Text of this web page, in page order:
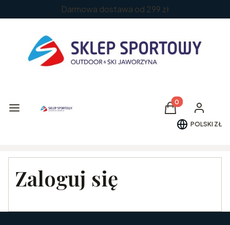
Darmowa dostawa od 299 zł
Menu Produkty w
Koszyk Zaloguj
POLSKI ZŁ
Zaloguj się